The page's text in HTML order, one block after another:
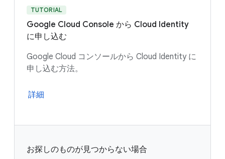
TUTORIAL
Google Cloud Console から Cloud Identity
に申し込む
Google Cloud コンソールから Cloud Identity に
申し込む方法。
詳細
お探しのものが見つからない場合